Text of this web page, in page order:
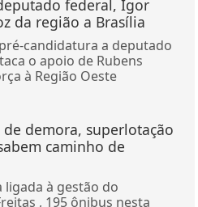
federal, Igor
da região a Brasília
candidatura a deputado
o apoio de Rubens
à Região Oeste
demora, superlotação
caminho de
ligada à gestão do
, 195 ônibus nesta